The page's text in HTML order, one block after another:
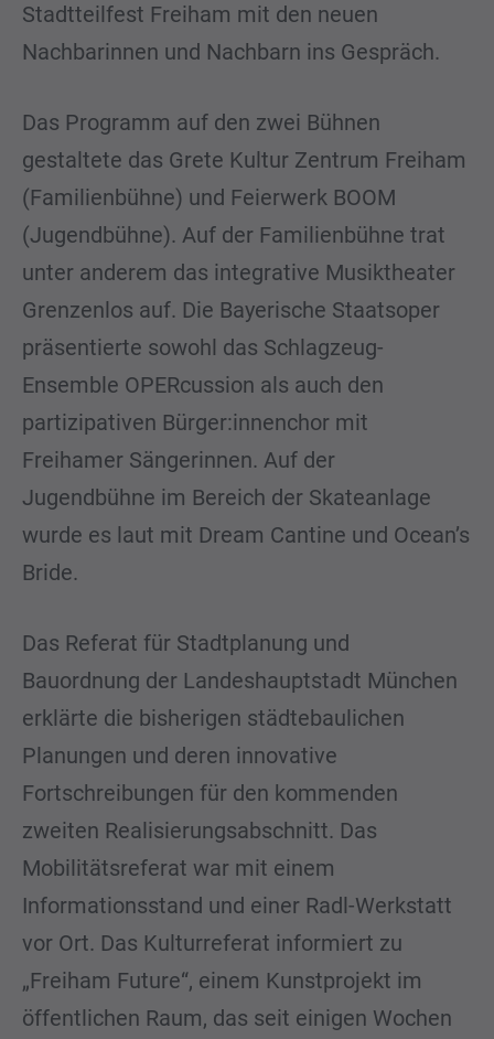
Stadtteilfest Freiham mit den neuen
Nachbarinnen und Nachbarn ins Gespräch.
Das Programm auf den zwei Bühnen
gestaltete das Grete Kultur Zentrum Freiham
(Familienbühne) und Feierwerk BOOM
(Jugendbühne). Auf der Familienbühne trat
unter anderem das integrative Musiktheater
Grenzenlos auf. Die Bayerische Staatsoper
präsentierte sowohl das Schlagzeug-
Ensemble OPERcussion als auch den
partizipativen Bürger:innenchor mit
Freihamer Sängerinnen. Auf der
Jugendbühne im Bereich der Skateanlage
wurde es laut mit Dream Cantine und Ocean’s
Bride.
Das Referat für Stadtplanung und
Bauordnung der Landeshauptstadt München
erklärte die bisherigen städtebaulichen
Planungen und deren innovative
Fortschreibungen für den kommenden
zweiten Realisierungsabschnitt. Das
Mobilitätsreferat war mit einem
Informationsstand und einer Radl-Werkstatt
vor Ort. Das Kulturreferat informiert zu
„Freiham Future“, einem Kunstprojekt im
öffentlichen Raum, das seit einigen Wochen